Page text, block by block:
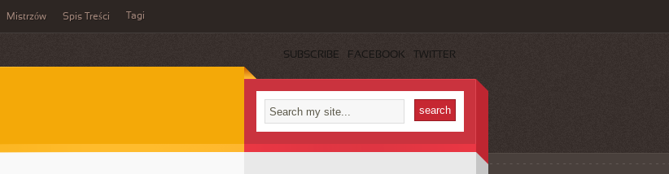
Mistrzów Spis Treści Tagi
SUBSCRIBE FACEBOOK TWITTER